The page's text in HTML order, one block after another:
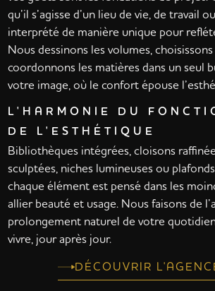
qu’il s’agisse d’un lieu de vie, de travail
interprété de manière unique pour
Nous dessinons les volumes,
coordonnons les matières dans un seul
votre image, où le confort épouse
L'HARMONIE DU
DE L'ESTHÉTIQUE
Bibliothèques intégrées, cloisons
sculptées, niches lumineuses ou
chaque élément est pensé dans les
allier beauté et usage. Nous faisons de
prolongement naturel de votre
vivre, jour après jour.
DÉCOUVRIR